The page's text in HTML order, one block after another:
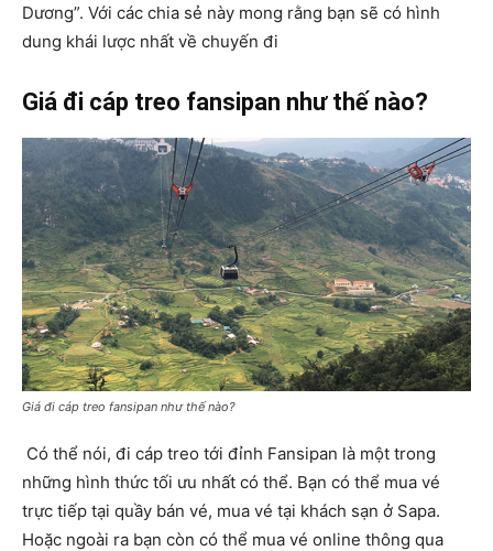
Dương”. Với các chia sẻ này mong rằng bạn sẽ có hình
dung khái lược nhất về chuyến đi
Giá đi cáp treo fansipan như thế nào?
Giá đi cáp treo fansipan như thế nào?
Có thể nói, đi cáp treo tới đỉnh Fansipan là một trong
những hình thức tối ưu nhất có thể. Bạn có thể mua vé
trực tiếp tại quầy bán vé, mua vé tại khách sạn ở Sapa.
Hoặc ngoài ra bạn còn có thể mua vé online thông qua